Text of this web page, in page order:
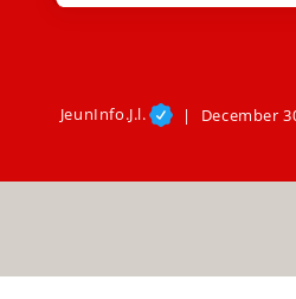
JeunInfo.J.l. December